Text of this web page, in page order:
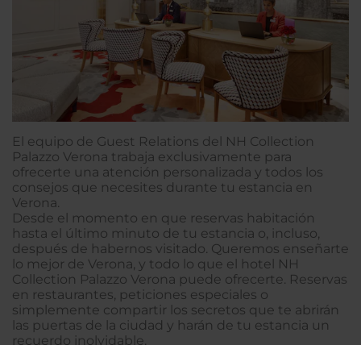
El equipo de Guest Relations del NH Collection
Palazzo Verona trabaja exclusivamente para
ofrecerte una atención personalizada y todos los
consejos que necesites durante tu estancia en
Verona.
Desde el momento en que reservas habitación
hasta el último minuto de tu estancia o, incluso,
después de habernos visitado. Queremos enseñarte
lo mejor de Verona, y todo lo que el hotel NH
Collection Palazzo Verona puede ofrecerte. Reservas
en restaurantes, peticiones especiales o
simplemente compartir los secretos que te abrirán
las puertas de la ciudad y harán de tu estancia un
recuerdo inolvidable.